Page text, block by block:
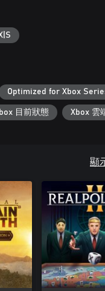
船。
權限。
、聲納誘餌、二氧化碳吸
真，但絕不會因此影響遊
》仍可像一般遊戲一
成為指揮單位更好的指揮
坐在潛望鏡、水下聽筒或
Optimized for Xbox
目前狀態 Xbox 雲
顯